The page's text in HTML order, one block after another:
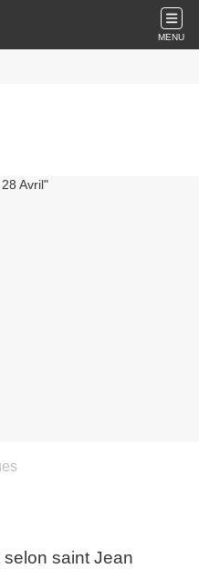
MENU
saint Jean